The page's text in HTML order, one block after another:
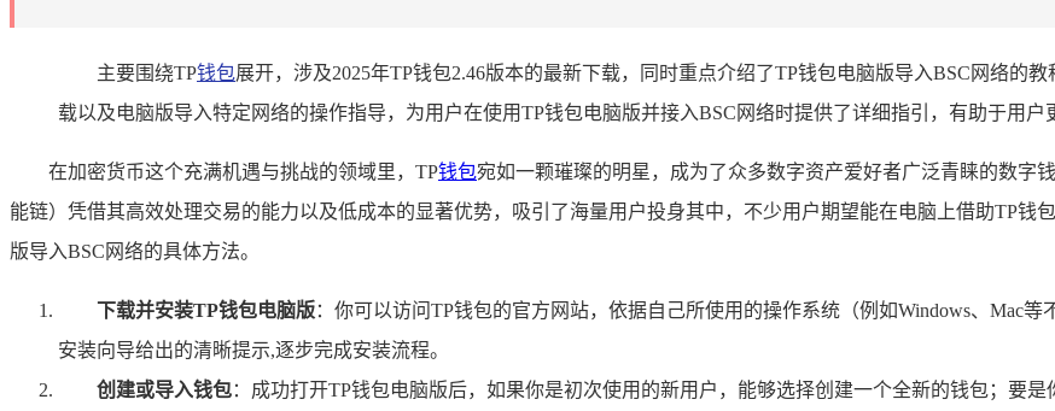
主要围绕TP钱包展开，涉及2025年TP钱包2.46版本的最新下载，同时重点介绍了TP钱包电脑版导入BSC网络的
载以及电脑版导入特定网络的操作指导，为用户在使用TP钱包电脑版并接入BSC网络时提供了详细指引，有助于用户
在加密货币这个充满机遇与挑战的领域里，TP钱包宛如一颗璀璨的明星，成为了众多数字资产爱好者广泛青睐的数字
能链）凭借其高效处理交易的能力以及低成本的显著优势，吸引了海量用户投身其中，不少用户期望能在电脑上借助TP钱
版导入BSC网络的具体方法。
下载并安装TP钱包电脑版：你可以访问TP钱包的官方网站，依据自己所使用的操作系统（例如Windows、Mac
安装向导给出的清晰提示,逐步完成安装流程。
创建或导入钱包：成功打开TP钱包电脑版后，如果你是初次使用的新用户，能够选择创建一个全新的钱包；要